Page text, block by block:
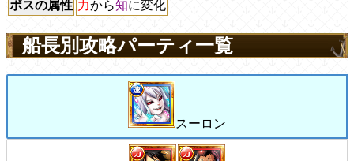
ボスの属性 力から知に変化
船長別攻略パーティ一覧
スーロン